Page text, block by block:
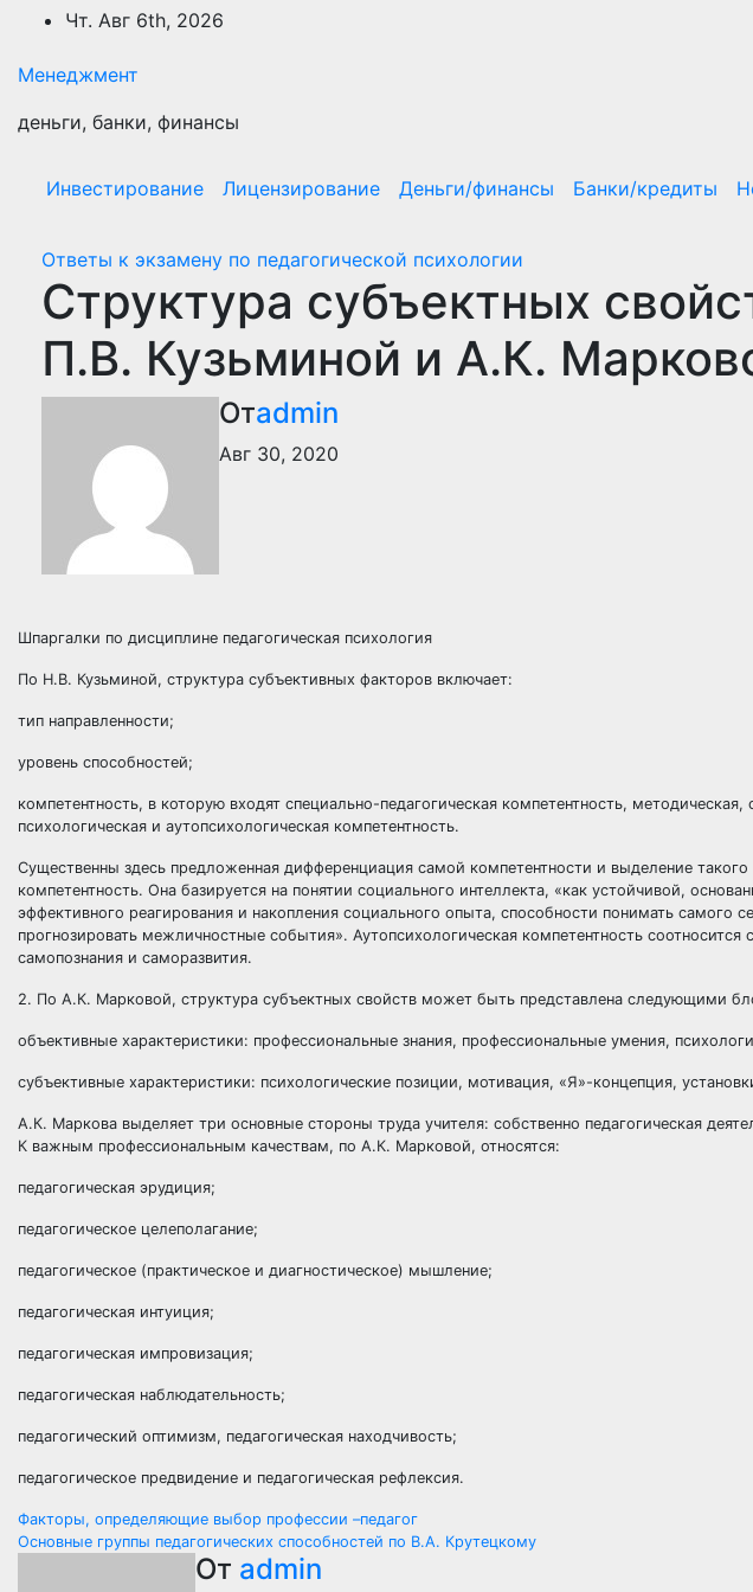
Перейти
содержимому
Чт. Авг 6th, 2026
Менеджмент
деньги, банки, финансы
Инвестирование Лицензирование Деньги/финансы Банки/кредиты
Ответы к экзамену по педагогической психологии
Структура субъектных
П.В. Кузьминой и А.К.
Отadmin
Авг 30, 2020
Шпаргалки по дисциплине педагогическая психология
По Н.В. Кузьминой, структура субъективных факторов включает:
тип направленности;
уровень способностей;
компетентность, в которую входят специально-педагогическая компетентность,
психологическая и аутопсихологическая компетентность.
Существенны здесь предложенная дифференциация самой компетентности и выделение такого
компетентность. Она базируется на понятии социального интеллекта, «как устойчивой,
эффективного реагирования и накопления социального опыта, способности понимать самого
прогнозировать межличностные события». Аутопсихологическая компетентность
самопознания и саморазвития.
2. По А.К. Марковой, структура субъектных свойств может быть представлена следующими
объективные характеристики: профессиональные знания, профессиональные умения,
субъективные характеристики: психологические позиции, мотивация, «Я»-концепция,
А.К. Маркова выделяет три основные стороны труда учителя: собственно педагогическая
К важным профессиональным качествам, по А.К. Марковой, относятся:
педагогическая эрудиция;
педагогическое целеполагание;
педагогическое (практическое и диагностическое) мышление;
педагогическая интуиция;
педагогическая импровизация;
педагогическая наблюдательность;
педагогический оптимизм, педагогическая находчивость;
педагогическое предвидение и педагогическая рефлексия.
Навигация
Факторы, определяющие выбор профессии –педагог
Основные группы педагогических способностей по В.А. Крутецкому
От admin